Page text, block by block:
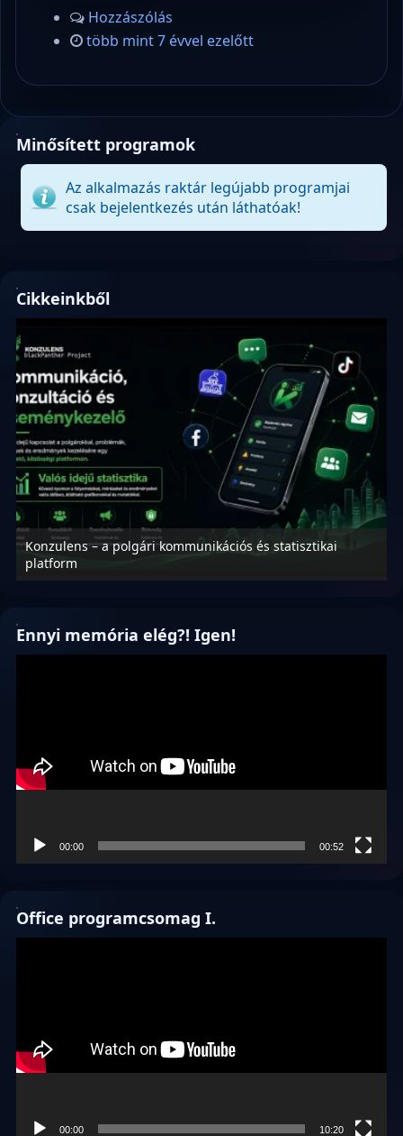
Hozzászólás
több mint 7 évvel ezelőtt
Minősített programok
Az alkalmazás raktár legújabb programjai
csak bejelentkezés után láthatóak!
Cikkeinkből
Konzulens – a polgári kommunikációs és statisztikai
platform
Ennyi memória elég?! Igen!
00:00 00:52
Office programcsomag I.
00:00 10:20